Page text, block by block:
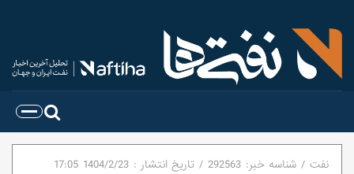
نفت / شناسه خبر: 292563
/ تاریخ انتشار : 1404/2/23
17:05